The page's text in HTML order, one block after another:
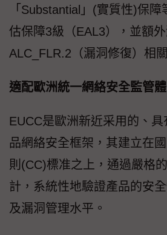
「Substantial」(實質性)保
估保障3級（EAL3），並額
ALC_FLR.2（漏洞修復）相
適配歐洲統一網絡安全監管
EUCC是歐洲新近采用的、
品網絡安全框架，其建立在
則(CC)標准之上，通過嚴格
計，系統性地驗證產品的安
及漏洞管理水平。